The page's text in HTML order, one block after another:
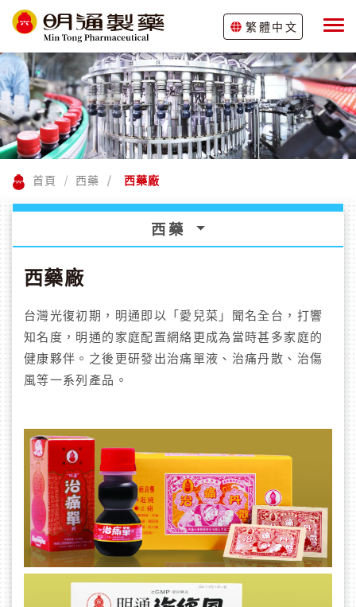
繁體中文
首頁 西藥 西藥廠
西藥
西藥廠
台灣光復初期，明通即以「愛兒菜」聞名全台，打響
知名度，明通的家庭配置網絡更成為當時甚多家庭的
健康夥伴。之後更研發出治痛單液、治痛丹散、治傷
風等一系列產品。